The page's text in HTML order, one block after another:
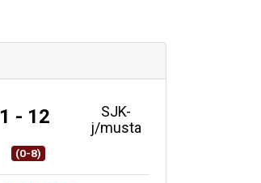
1 - 12
SJK-
j/musta
(0-8)